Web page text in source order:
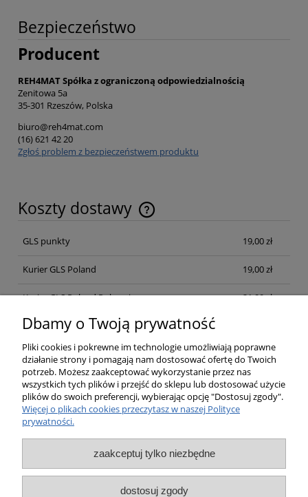
Bezpieczeństwo
Producent
REH4MAT Spółka z ograniczoną odpowiedzialnością
Zenitowa 5a
35-301 Rzeszów, Polska
biuro@reh4mat.com
(16) 621 42 20
Zgłoś problem z bezpieczeństwem produktu
Koszty dostawy
Cena nie zawiera ewentualnych kosztów płatności
GLS punkty
19,00 zł
Kurier GLS Poland 19,00 zł
Kurier GLS Poland Pobraniowa 21,00 zł
Opinie o produkcie (0)
Pomoc
Moje konto
Płatności i dostawa
Dbamy o Twoją prywatność
Pliki cookies i pokrewne im technologie umożliwiają poprawne
działanie strony i pomagają nam dostosować ofertę do Twoich
potrzeb. Możesz zaakceptować wykorzystanie przez nas
wszystkich tych plików i przejść do sklepu lub dostosować użycie
plików do swoich preferencji, wybierając opcję "Dostosuj zgody".
Więcej o plikach cookies przeczytasz w naszej Polityce
prywatności.
zaakceptuj tylko niezbędne
dostosuj zgody